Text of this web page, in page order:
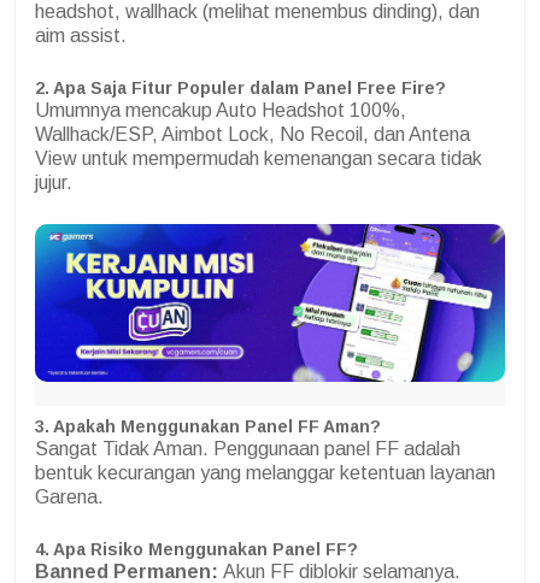
headshot, wallhack (melihat menembus dinding), dan
aim assist.
2. Apa Saja Fitur Populer dalam Panel Free Fire?
Umumnya mencakup Auto Headshot 100%,
Wallhack/ESP, Aimbot Lock, No Recoil, dan Antena
View untuk mempermudah kemenangan secara tidak
jujur.
3. Apakah Menggunakan Panel FF Aman?
Sangat Tidak Aman. Penggunaan panel FF adalah
bentuk kecurangan yang melanggar ketentuan layanan
Garena.
4. Apa Risiko Menggunakan Panel FF?
Banned Permanen: Akun FF diblokir selamanya.